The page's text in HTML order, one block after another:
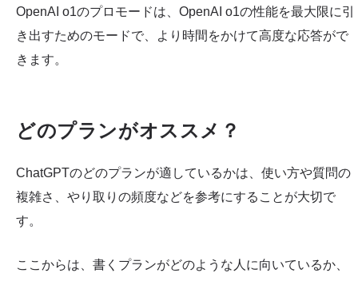
OpenAI o1のプロモードは、OpenAI o1の性能を最大限に引
き出すためのモードで、より時間をかけて高度な応答がで
きます。
どのプランがオススメ？
ChatGPTのどのプランが適しているかは、使い方や質問の
複雑さ、やり取りの頻度などを参考にすることが大切で
す。
ここからは、書くプランがどのような人に向いているか、